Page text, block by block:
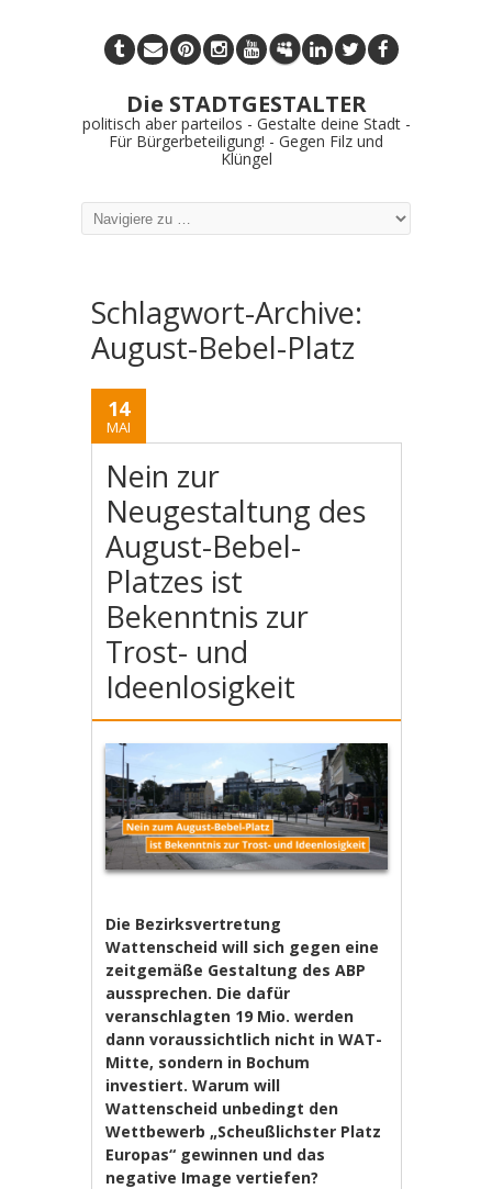
Die STADTGESTALTER
politisch aber parteilos - Gestalte deine Stadt -
Für Bürgerbeteiligung! - Gegen Filz und
Klüngel
Schlagwort-Archive:
August-Bebel-Platz
14
MAI
Nein zur
Neugestaltung des
August-Bebel-
Platzes ist
Bekenntnis zur
Trost- und
Ideenlosigkeit
Die Bezirksvertretung
Wattenscheid will sich gegen eine
zeitgemäße Gestaltung des ABP
aussprechen. Die dafür
veranschlagten 19 Mio. werden
dann voraussichtlich nicht in WAT-
Mitte, sondern in Bochum
investiert. Warum will
Wattenscheid unbedingt den
Wettbewerb „Scheußlichster Platz
Europas“ gewinnen und das
negative Image vertiefen?